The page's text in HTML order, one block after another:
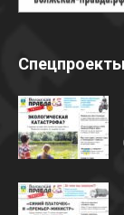
Спецпроекты